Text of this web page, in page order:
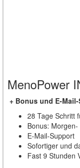
MenoPower
+ Bonus und E-
28 Tage Schritt
Bonus:
E-Mail-Support
Sofortiger und
Fast 9 Stunden